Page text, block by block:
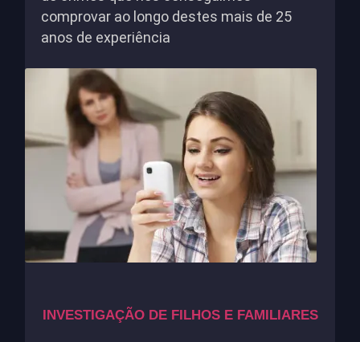
comprovar ao longo destes mais de 25
anos de experiência
INVESTIGAÇÃO DE FILHOS E FAMILIARES